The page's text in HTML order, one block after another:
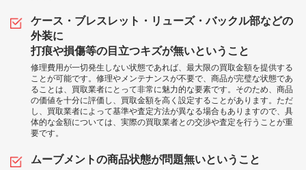
ケース・ブレスレット・リューズ・バックル部などの
外装に
打痕や損傷等の目立つキズが無いということ
修理費用が一切発生しない状態であれば、最大限の買取金額を提供する
ことが可能です。修理やメンテナンスが不要で、商品が完璧な状態であ
ることは、買取業者にとって非常に魅力的な要素です。そのため、商品
の価値を十分に評価し、買取金額を高く設定することがあります。ただ
し、買取業者によって基準や査定方法が異なる場合もありますので、具
体的な金額については、実際の買取業者との交渉や査定を行うことが重
要です。
ムーブメントの商品状態が問題無いということ